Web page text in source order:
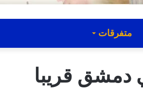
متفرقات
دمشق قريبا